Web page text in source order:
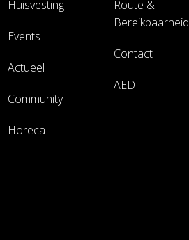
Huisvesting
Events
Actueel
Community
Horeca
Route &
Bereikbaarheid
Contact
AED